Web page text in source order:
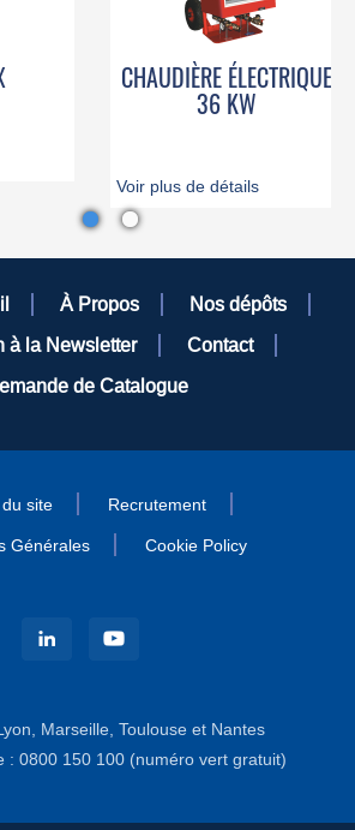
CHAUDIÈRE ÉLECTRIQUE
36 KW
Voir plus de détails
À Propos
Nos dépôts
à la Newsletter
Contact
de Catalogue
site Recrutement
Générales Cookie Policy
Marseille, Toulouse et Nantes
: 0800 150 100 (numéro vert gratuit)